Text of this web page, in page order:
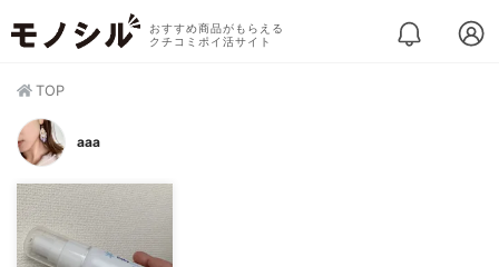
おすすめ商品がもらえる
クチコミポイ活サイト
TOP
aaa